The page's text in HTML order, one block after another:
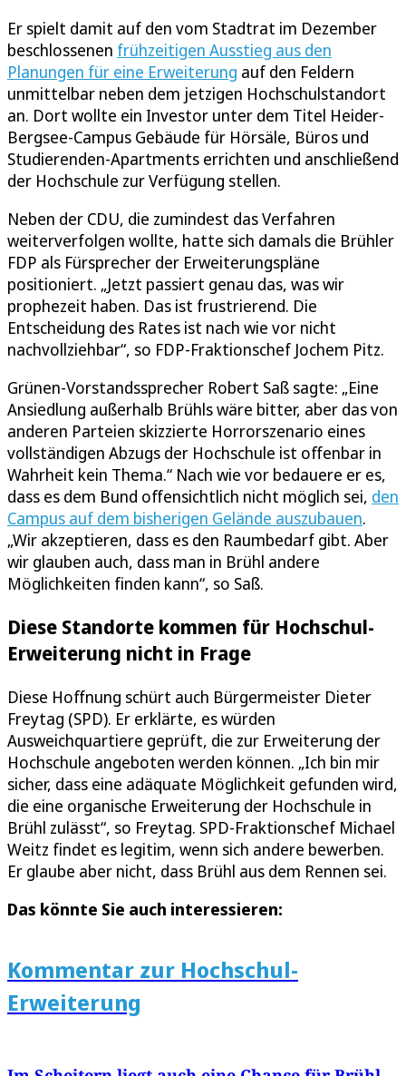
Er spielt damit auf den vom Stadtrat im Dezember
beschlossenen frühzeitigen Ausstieg aus den
Planungen für eine Erweiterung auf den Feldern
unmittelbar neben dem jetzigen Hochschulstandort
an. Dort wollte ein Investor unter dem Titel Heider-
Bergsee-Campus Gebäude für Hörsäle, Büros und
Studierenden-Apartments errichten und anschließend
der Hochschule zur Verfügung stellen.
Neben der CDU, die zumindest das Verfahren
weiterverfolgen wollte, hatte sich damals die Brühler
FDP als Fürsprecher der Erweiterungspläne
positioniert. „Jetzt passiert genau das, was wir
prophezeit haben. Das ist frustrierend. Die
Entscheidung des Rates ist nach wie vor nicht
nachvollziehbar“, so FDP-Fraktionschef Jochem Pitz.
Grünen-Vorstandssprecher Robert Saß sagte: „Eine
Ansiedlung außerhalb Brühls wäre bitter, aber das von
anderen Parteien skizzierte Horrorszenario eines
vollständigen Abzugs der Hochschule ist offenbar in
Wahrheit kein Thema.“ Nach wie vor bedauere er es,
dass es dem Bund offensichtlich nicht möglich sei, den
Campus auf dem bisherigen Gelände auszubauen.
„Wir akzeptieren, dass es den Raumbedarf gibt. Aber
wir glauben auch, dass man in Brühl andere
Möglichkeiten finden kann“, so Saß.
Diese Standorte kommen für Hochschul-
Erweiterung nicht in Frage
Diese Hoffnung schürt auch Bürgermeister Dieter
Freytag (SPD). Er erklärte, es würden
Ausweichquartiere geprüft, die zur Erweiterung der
Hochschule angeboten werden können. „Ich bin mir
sicher, dass eine adäquate Möglichkeit gefunden wird,
die eine organische Erweiterung der Hochschule in
Brühl zulässt“, so Freytag. SPD-Fraktionschef Michael
Weitz findet es legitim, wenn sich andere bewerben.
Er glaube aber nicht, dass Brühl aus dem Rennen sei.
Das könnte Sie auch interessieren:
Kommentar zur Hochschul-
Erweiterung